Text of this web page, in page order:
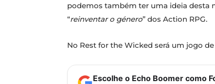
podemos também ter uma ideia desta
“reinventar o género” dos Action RPG.
No Rest for the Wicked será um jogo
Escolhe o Echo Boomer como